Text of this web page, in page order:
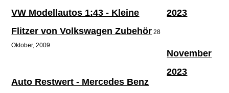
VW Modellautos 1:43 - Kleine
Flitzer von Volkswagen Zubehör 28
Oktober, 2009
Auto Restwert - Mercedes Benz
2023
November
2023